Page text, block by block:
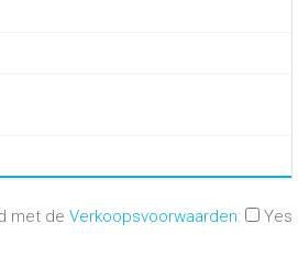
met de Verkoopsvoorwaarden: Yes